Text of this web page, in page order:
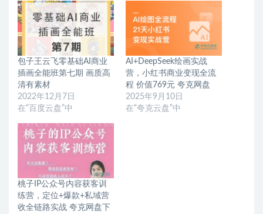
包子王云飞零基础AI商业
插画全能班第七期 画质高
清有素材
2022年12月7日
在“百度云盘”中
AI+DeepSeek绘画实战
营，小红书商业变现全流
程 价值769元 夸克网盘
2025年9月10日
在“夸克云盘”中
桃子IP公众号内容获客训
练营，定位+爆款+私域营
收全链路实战 夸克网盘下